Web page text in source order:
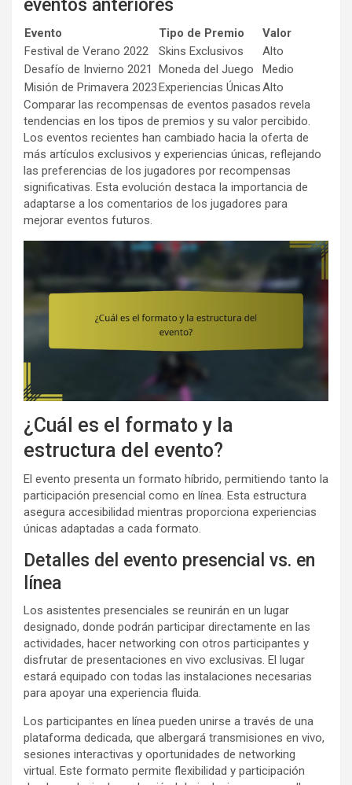
eventos anteriores
Evento Tipo de Premio
Valor
Festival de Verano 2022
Skins Exclusivos
Alto
Desafío de Invierno 2021
Moneda del Juego
Medio
Misión de Primavera 2023 Experiencias ÚnicasAlto
Comparar las recompensas de eventos pasados revela
tendencias en los tipos de premios y su valor percibido.
Los eventos recientes han cambiado hacia la oferta de
más artículos exclusivos y experiencias únicas, reflejando
las preferencias de los jugadores por recompensas
significativas. Esta evolución destaca la importancia de
adaptarse a los comentarios de los jugadores para
mejorar eventos futuros.
¿Cuál es el formato y la
estructura del evento?
El evento presenta un formato híbrido, permitiendo tanto la
participación presencial como en línea. Esta estructura
asegura accesibilidad mientras proporciona experiencias
únicas adaptadas a cada formato.
Detalles del evento presencial vs. en
línea
Los asistentes presenciales se reunirán en un lugar
designado, donde podrán participar directamente en las
actividades, hacer networking con otros participantes y
disfrutar de presentaciones en vivo exclusivas. El lugar
estará equipado con todas las instalaciones necesarias
para apoyar una experiencia fluida.
Los participantes en línea pueden unirse a través de una
plataforma dedicada, que albergará transmisiones en vivo,
sesiones interactivas y oportunidades de networking
virtual. Este formato permite flexibilidad y participación